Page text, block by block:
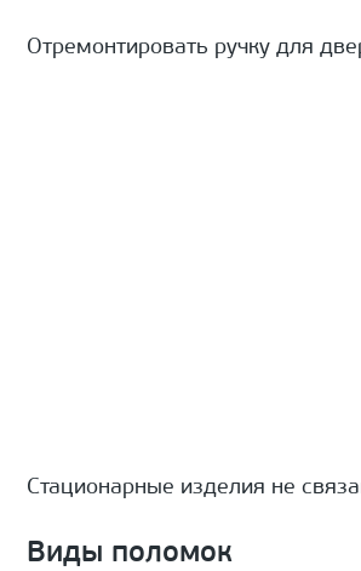
Отремонтировать ручку для
Стационарные изделия не
Виды поломок